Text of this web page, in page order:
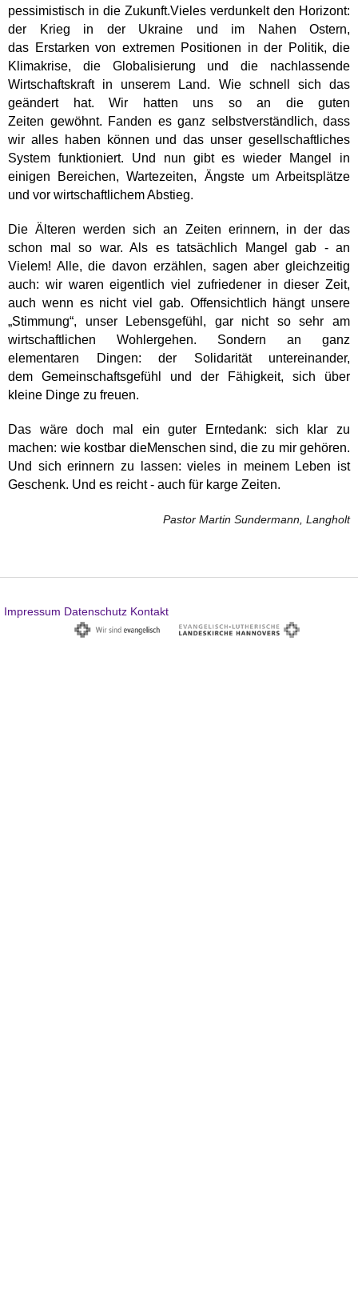
pessimistisch in die Zukunft.Vieles verdunkelt den Horizont:
der Krieg in der Ukraine und im Nahen Ostern,
das Erstarken von extremen Positionen in der Politik, die
Klimakrise, die Globalisierung und die nachlassende
Wirtschaftskraft in unserem Land. Wie schnell sich das
geändert hat. Wir hatten uns so an die guten
Zeiten gewöhnt. Fanden es ganz selbstverständlich, dass
wir alles haben können unddas unser gesellschaftliches
System funktioniert. Und nun gibt es wieder
Mangel in
einigen Bereichen, Wartezeiten, Ängste um Arbeitsplätze
und vor wirtschaftlichem Abstieg.
Die Älteren werden sich an Zeiten erinnern, in der das
schon mal so war. Als es tatsächlich Mangel gab - an
Vielem! Alle, die davon erzählen, sagen aber gleichzeitig
auch: wir waren eigentlich viel zufriedener in dieser Zeit,
auch wenn es nicht viel gab. Offensichtlich hängt unsere
„Stimmung“, unser
Lebensgefühl, gar nicht so sehr am
wirtschaftlichen Wohlergehen. Sondern an ganz
elementaren Dingen: der Solidarität untereinander,
dem Gemeinschaftsgefühl und der Fähigkeit, sich über
kleine Dinge zu freuen.
Das wäre doch mal ein guter Erntedank: sich klar zu
machen: wie kostbar dieMenschen sind, die zu mir gehören.
Und sich erinnern zu lassen: vieles in meinem Leben ist
Geschenk. Und es reicht - auch für karge Zeiten.
Pastor Martin Sundermann, Langholt
Impressum Datenschutz Kontakt